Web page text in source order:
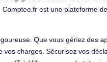
est une plateforme
Que vous gériez des
charges. Sécurisez vos